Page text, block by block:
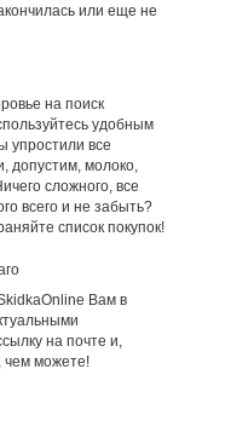
или еще не
на поиск
удобным
упростили все
допустим, молоко,
сложного, все
всего и не забыть?
список покупок!
Вам в
на почте и,
чем можете!